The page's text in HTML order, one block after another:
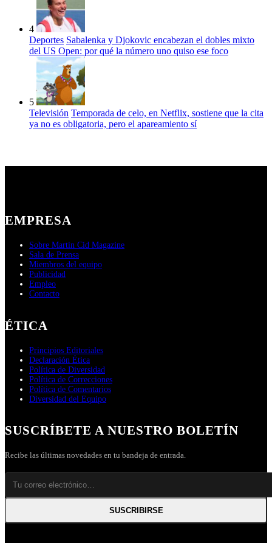
4
Deportes Sabalenka y Djokovic encabezan el dobles mixto
del US Open: por qué la número uno quiso ese foco
5
Televisión Temporada de celo, en Netflix, sostiene que la cita
ya no es obligatoria, pero el apareamiento sí
EMPRESA
Sobre Martin Cid Magazine
Sala de Prensa
Miembros del equipo
Publicidad
Empleo
Contacto
ÉTICA
Principios Editoriales
Declaración Ética
Política de Diversidad
Política de Correcciones
Política de Comentarios
Diversidad del Equipo
SUSCRÍBETE A NUESTRO BOLETÍN
Recibe las últimas novedades en tu bandeja de entrada.
SUSCRIBIRSE